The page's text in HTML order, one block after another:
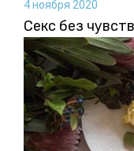
4 ноября 2020
Секс без